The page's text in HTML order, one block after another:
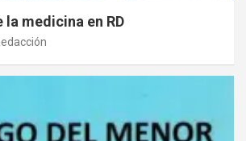
medicina en RD